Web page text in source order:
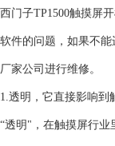
西门子TP1500触摸屏
软件的问题，如果不
厂家公司进行维修。
1.透明，它直接影响到
“透明"，在触摸屏行